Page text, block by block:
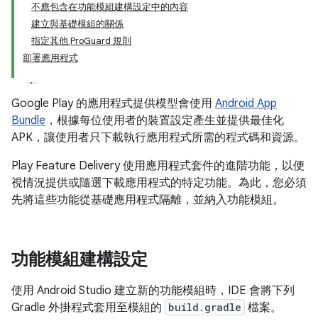
不應包含在功能模組建構設定中的內容
建立與基礎模組的關係
指定其他 ProGuard 規則
部署應用程式
Google Play 的應用程式提供模型會使用 Android App
Bundle ，根據每位使用者的裝置設定產生並提供最佳化
APK，讓使用者只下載執行應用程式所需的程式碼和資源。
Play Feature Delivery 使用應用程式套件的進階功能，以便
視情況提供或隨選下載應用程式的特定功能。為此，您必須
先將這些功能從基礎應用程式隔離，並納入功能模組。
功能模組建構設定
使用 Android Studio 建立新的功能模組時，IDE 會將下列
Gradle 外掛程式套用至模組的 build.gradle 檔案。